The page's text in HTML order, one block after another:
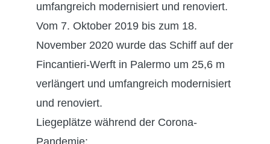
umfangreich modernisiert und renoviert.
Vom 7. Oktober 2019 bis zum 18.
November 2020 wurde das Schiff auf der
Fincantieri-Werft in Palermo um 25,6 m
verlängert und umfangreich modernisiert
und renoviert.
Liegeplätze während der Corona-
Pandemie: